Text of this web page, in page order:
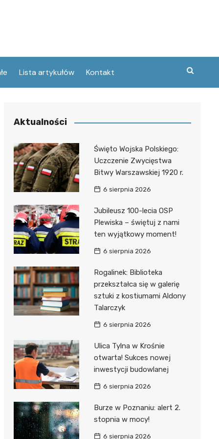
Lista artykułów Kontakt
Aktualności
Święto Wojska Polskiego:
Uczczenie Zwycięstwa
Bitwy Warszawskiej 1920 r.
6 sierpnia 2026
Jubileusz 100-lecia OSP
Plewiska – świętuj z nami
ten wyjątkowy moment!
6 sierpnia 2026
Rogalinek: Biblioteka
przekształca się w galerię
sztuki z kostiumami Aldony
Talarczyk
6 sierpnia 2026
Ulica Tylna w Krośnie
otwarta! Sukces nowej
inwestycji budowlanej
6 sierpnia 2026
Burze w Poznaniu: alert 2.
stopnia w mocy!
6 sierpnia 2026